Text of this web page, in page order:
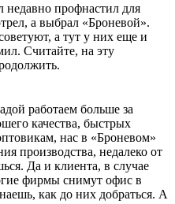
недавно профнастил для
а выбрал «Броневой».
а тут у них еще и
Считайте, на эту
работаем больше за
качества, быстрых
нас в «Броневом»
производства, недалеко от
Да и клиента, в случае
фирмы снимут офис в
как до них добраться. А